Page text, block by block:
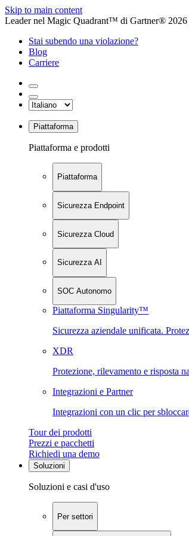
Skip to main content
Leader nel Magic Quadrant™ di Gartner® 2026
Stai subendo una violazione?
Blog
Carriere
Piattaforma
Piattaforma e prodotti
Piattaforma
Sicurezza Endpoint
Sicurezza Cloud
Sicurezza AI
SOC Autonomo
Piattaforma Singularity™
Sicurezza aziendale unificata.
XDR
Protezione, rilevamento e risposta
Integrazioni e Partner
Integrazioni con un clic per
Tour dei prodotti
Prezzi e pacchetti
Richiedi una demo
Soluzioni
Soluzioni e casi d'uso
Per settori